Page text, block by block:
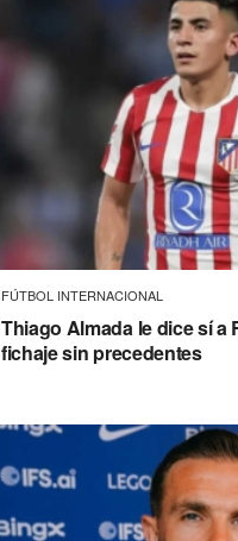
FÚTBOL INTERNACIONAL
Thiago Almada le dice sí a
fichaje sin precedentes